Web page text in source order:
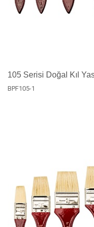
105 Serisi Doğal Kıl
BPF105-1